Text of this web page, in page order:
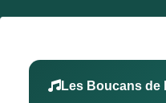
Les Boucans de